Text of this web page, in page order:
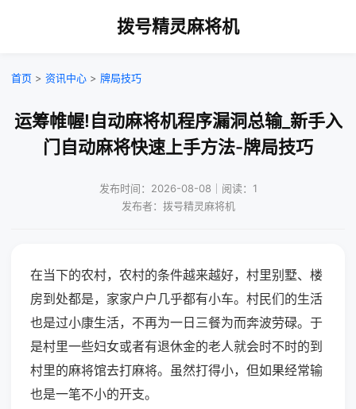
拨号精灵麻将机
首页 > 资讯中心 > 牌局技巧
运筹帷幄!自动麻将机程序漏洞总输_新手入
门自动麻将快速上手方法-牌局技巧
发布时间：2026-08-08｜阅读：1
发布者：拨号精灵麻将机
在当下的农村，农村的条件越来越好，村里别墅、楼
房到处都是，家家户户几乎都有小车。村民们的生活
也是过小康生活，不再为一日三餐为而奔波劳碌。于
是村里一些妇女或者有退休金的老人就会时不时的到
村里的麻将馆去打麻将。虽然打得小，但如果经常输
也是一笔不小的开支。